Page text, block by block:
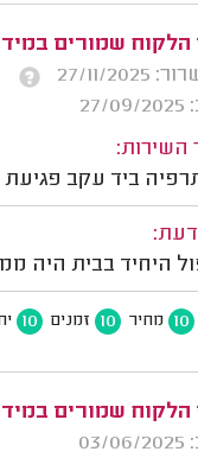
הלקוח שמורים
27/11/2025
השירות:
ביד עקב
דעת:
היחיד בבית היה
10 מחיר 10 זמנים 10
הלקוח שמורים